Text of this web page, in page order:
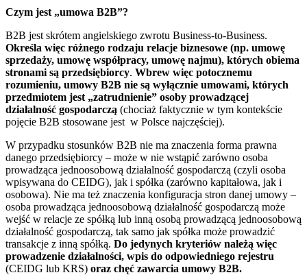
Czym jest „umowa B2B”?
B2B jest skrótem angielskiego zwrotu Business-to-Business.
Określa więc różnego rodzaju relacje biznesowe (np. umowę
sprzedaży, umowę współpracy, umowę najmu), których obiema
stronami są przedsiębiorcy. Wbrew więc potocznemu
rozumieniu, umowy B2B nie są wyłącznie umowami, których
przedmiotem jest „zatrudnienie” osoby prowadzącej
działalność gospodarczą (chociaż faktycznie w tym kontekście
pojęcie B2B stosowane jest w Polsce najczęściej).
W przypadku stosunków B2B nie ma znaczenia forma prawna
danego przedsiębiorcy – może w nie wstąpić zarówno osoba
prowadząca jednoosobową działalność gospodarczą (czyli osoba
wpisywana do CEIDG), jak i spółka (zarówno kapitałowa, jak i
osobowa). Nie ma też znaczenia konfiguracja stron danej umowy –
osoba prowadząca jednoosobową działalność gospodarczą może
wejść w relacje ze spółką lub inną osobą prowadzącą jednoosobową
działalność gospodarczą, tak samo jak spółka może prowadzić
transakcje z inną spółką. Do jedynych kryteriów należą więc
prowadzenie działalności, wpis do odpowiedniego rejestru
(CEIDG lub KRS) oraz chęć zawarcia umowy B2B.